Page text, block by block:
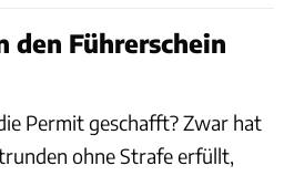
den Führerschein
Permit geschafft? Zwar hat
ohne Strafe erfüllt,